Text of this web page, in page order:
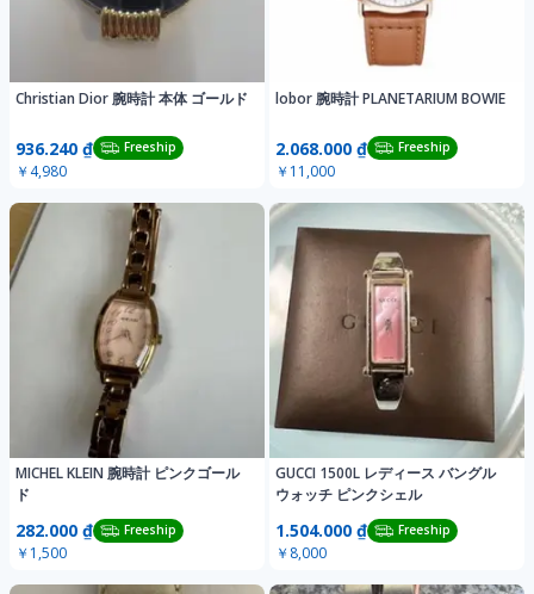
Christian Dior 腕時計 本体 ゴールド
936.240 ₫ Freeship
￥4,980
lobor 腕時計 PLANETARIUM BOWIE
2.068.000 ₫ Freeship
￥11,000
MICHEL KLEIN 腕時計 ピンクゴール
ド
282.000 ₫ Freeship
￥1,500
GUCCI 1500L レディース バングル
ウォッチ ピンクシェル
1.504.000 ₫ Freeship
￥8,000